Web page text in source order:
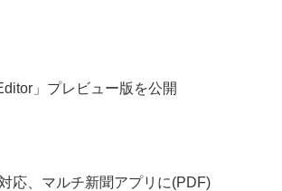
」プレビュー版を公開
応、マルチ新聞アプリに(PDF)